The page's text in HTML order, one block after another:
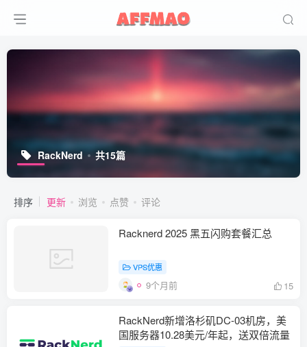
RackNerd 共15篇
排序 更新 浏览 点赞 评论
Racknerd 2025 黑五闪购套餐汇总
VPS优惠
9个月前 15
RackNerd新增洛杉矶DC-03机房，美
国服务器10.28美元/年起，送双倍流量